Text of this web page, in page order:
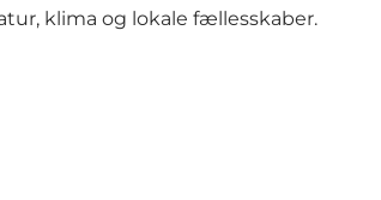
klima og lokale fællesskaber.